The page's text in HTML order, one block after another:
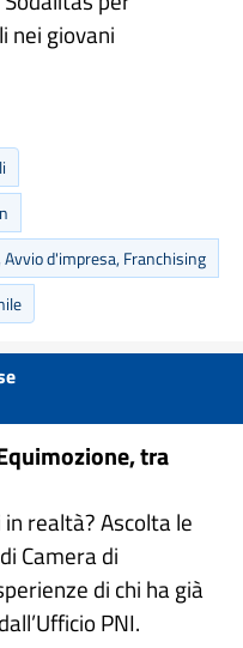
nei giovani
d'impresa, Franchising
tra
realtà? Ascolta le
Camera di
di chi ha già
PNI.